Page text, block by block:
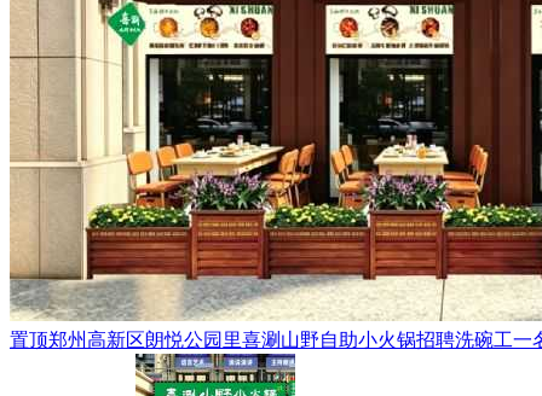
置顶郑州高新区朗悦公园里喜涮山野自助小火锅招聘洗碗工一